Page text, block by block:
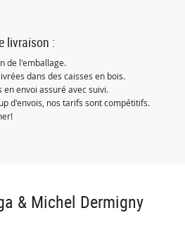
livraison :
de l'emballage.
dans des caisses en bois.
envoi assuré avec suivi.
d'envois, nos tarifs sont compétitifs.
& Michel Dermigny